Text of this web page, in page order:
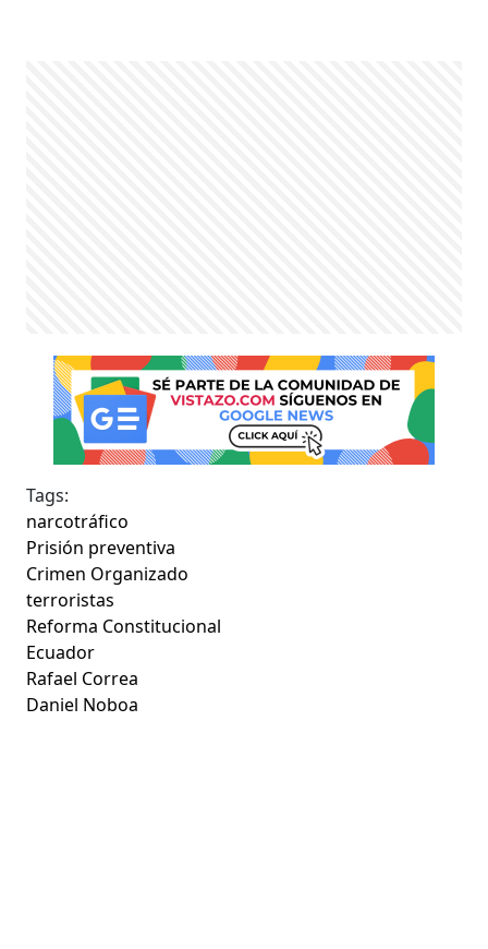
Tags:
narcotráfico
Prisión preventiva
Crimen Organizado
terroristas
Reforma Constitucional
Ecuador
Rafael Correa
Daniel Noboa